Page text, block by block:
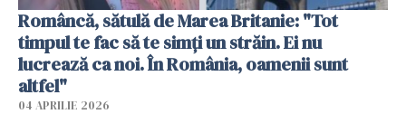
Româncă, sătulă de Marea Britanie: "Tot
timpul te fac să te simți un străin. Ei nu
lucrează ca noi. În România, oamenii sunt
altfel"
04 APRILIE 2026